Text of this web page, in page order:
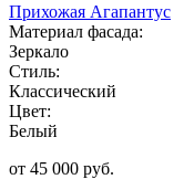
Прихожая Агапантус
Материал фасада:
Зеркало
Стиль:
Классический
Цвет:
Белый
от 45 000 руб.